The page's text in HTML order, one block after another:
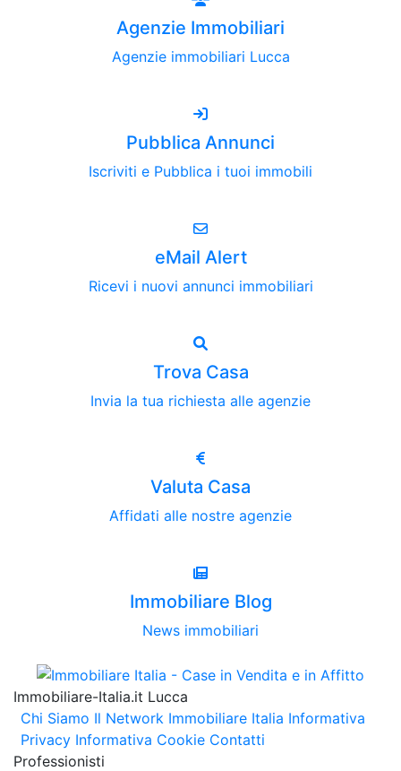
Agenzie Immobiliari
Agenzie immobiliari Lucca
Pubblica Annunci
Iscriviti e Pubblica i tuoi immobili
eMail Alert
Ricevi i nuovi annunci immobiliari
Trova Casa
Invia la tua richiesta alle agenzie
Valuta Casa
Affidati alle nostre agenzie
Immobiliare Blog
News immobiliari
Immobiliare-Italia.it Lucca
Chi Siamo Il Network Immobiliare Italia Informativa
Privacy Informativa Cookie Contatti
Professionisti